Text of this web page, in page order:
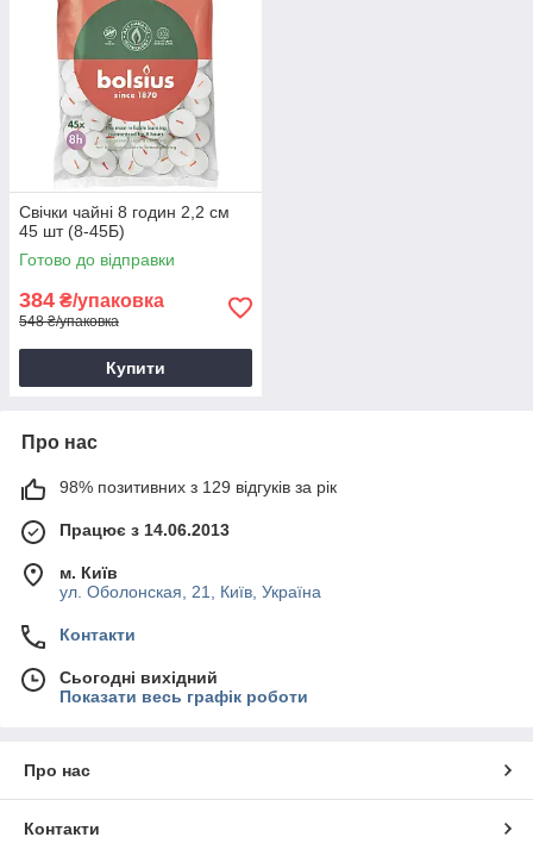
Свічки чайні 8 годин 2,2 см
45 шт (8-45Б)
Готово до відправки
384 ₴/упаковка
548 ₴/упаковка
Купити
Про нас
98% позитивних з 129 відгуків за рік
Працює з 14.06.2013
м. Київ
ул. Оболонская, 21, Київ, Україна
Контакти
Сьогодні вихідний
Показати весь графік роботи
Про нас
Контакти